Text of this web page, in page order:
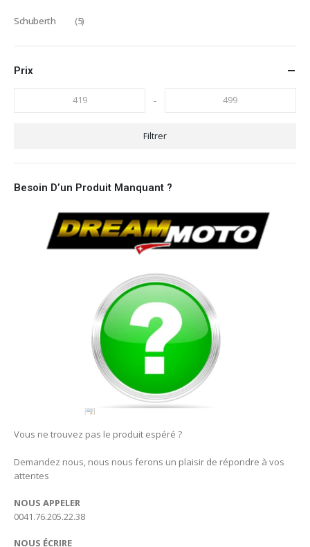
Schuberth (5)
Prix
-
Filtrer
Besoin D’un Produit Manquant ?
Vous ne trouvez pas le produit espéré ?
Demandez nous, nous nous ferons un plaisir de répondre à vos
attentes
NOUS APPELER
0041.76.205.22.38
NOUS ÉCRIRE